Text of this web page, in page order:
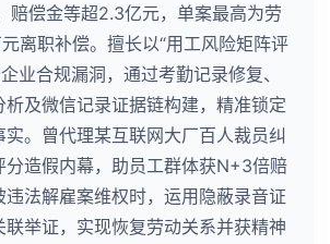
赔偿金等超2.3亿元，单案最高为劳
离职补偿。擅长以“用工风险矩阵评
业合规漏洞，通过考勤记录修复、
及微信记录证据链构建，精准锁定
实。曾代理某互联网大厂百人裁员纠
分造假内幕，助员工群体获N+3倍赔
法解雇案维权时，运用隐蔽录音证
举证，实现恢复劳动关系并获精神